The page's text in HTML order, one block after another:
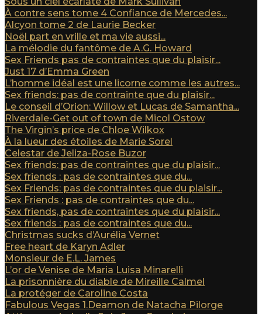
À contre sens tome 4 Confiance de Mercedes...
Alcyon tome 2 de Laurie Becker
Noël part en vrille et ma vie aussi...
La mélodie du fantôme de A.G. Howard
Sex Friends pas de contraintes que du plaisir...
Just 17 d’Emma Green
L’homme idéal est une licorne comme les autres...
Sex friends: pas de contrainte que du plaisir...
Le conseil d’Orion: Willow et Lucas de Samantha...
Riverdale-Get out of town de Micol Ostow
The Virgin’s price de Chloe Wilkox
À la lueur des étoiles de Marie Sorel
Celestar de Jeliza-Rose Buzor
Sex friends: pas de contraintes que du plaisir...
Sex friends : pas de contraintes que du...
Sex Friends: pas de contraintes que du plaisir...
Sex Friends : pas de contraintes que du...
Sex friends, pas de contraintes que du plaisir...
Sex friends : pas de contraintes que du...
Christmas sucks d’Aurélia Vernet
Free heart de Karyn Adler
Monsieur de E.L. James
L’or de Venise de Maria Luisa Minarelli
La prisonnière du diable de Mireille Calmel
La protéger de Caroline Costa
Fabulous Vegas 1.Deamon de Natacha Pilorge